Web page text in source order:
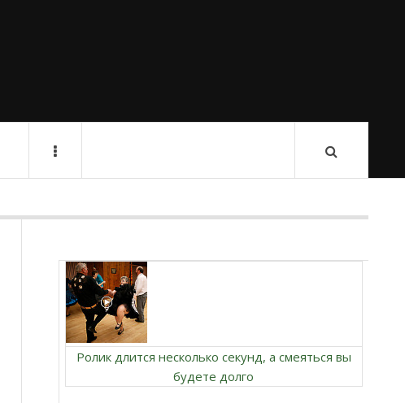
Ролик длится несколько секунд, а смеяться вы
будете долго